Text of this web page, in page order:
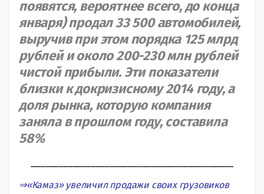
появятся, вероятнее всего, до конца
января) продал 33 500 автомобилей,
выручив при этом порядка 125 млрд
рублей и около 200-230 млн рублей
чистой прибыли. Эти показатели
близки к докризисному 2014 году, а
доля рынка, которую компания
заняла в прошлом году, составила
58%
⇒«Камаз» увеличил продажи своих грузовиков